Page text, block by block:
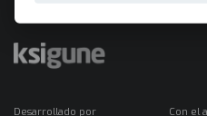
Desarrollado por Con el